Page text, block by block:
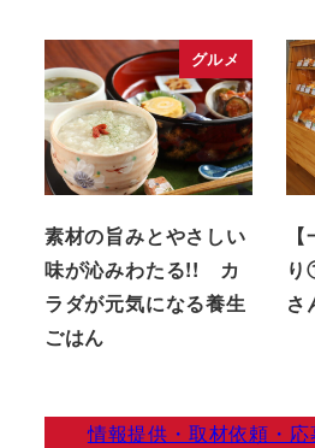
グルメ
素材の旨みとやさしい
味が沁みわたる!! カ
ラダが元気になる養生
ごはん
さ
情報提供・取材依頼・